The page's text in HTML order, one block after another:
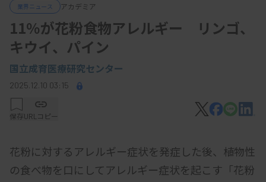
業界ニュース アカデミア
11％が花粉食物アレルギー リンゴ、
キウイ、パイン
国立成育医療研究センター
2025.12.10 03:15
保存URLコピー
花粉に対するアレルギー症状を発症した後、植物性
の食べ物を口にしてアレルギー症状を起こす「花粉